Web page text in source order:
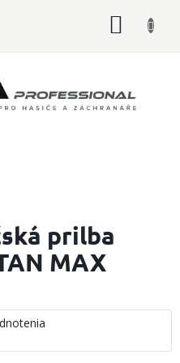
prilba
MAX